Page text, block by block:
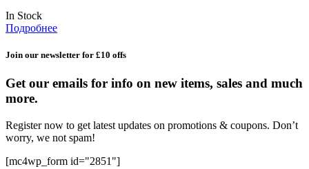
In Stock
Подробнее
Join our newsletter for £10 offs
Get our emails for info on new items, sales and much
more.
Register now to get latest updates on promotions & coupons. Don’t
worry, we not spam!
[mc4wp_form id="2851"]